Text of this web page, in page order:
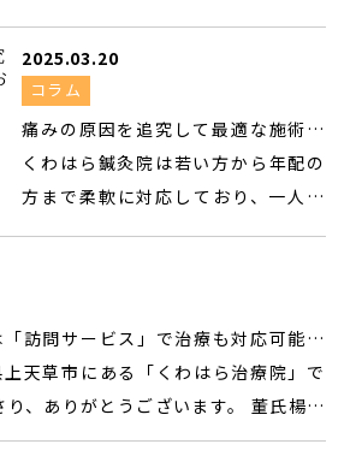
どで悩んでいませんか？ 鍼灸は、急
い症状に対応できるのが強みです。体
術を行うため、初めての方も安心し
。 ...
して広く取り入れられている一方、
日本国内では提供している治療院は
刺激することで滞っている血液を除
去して微小循環の改善を図る、吸玉
治療によって血液改善を促して身体
様の症状に合わせて適切な提案・治
療を進めていきます。 具体的にどの
ような症状で悩んでいるかは人によ
って違うのは当然といえるため、ヒ
アリングや検査などを通じて患者様
2025.03.20
コラム
痛みの原因を追究して最適な施術を
おこないます
くわはら鍼灸院は若い方から年配の
方まで柔軟に対応しており、一人ひ
がすると思われていませんが、実際
には人間が持っている自然治癒力を
引き出すのが目的なので、年代は関
訪問サービス」で治療も対応可能で
天草市にある「くわはら治療院」で
りがとうございます。 董氏楊氏
パケアなどといったこだわりの施術